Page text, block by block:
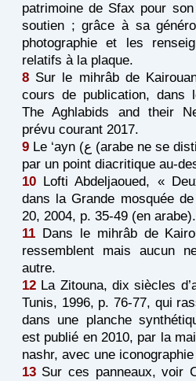
patrimoine de Sfax pour
soutien ; grâce à sa
photographie et les
relatifs à la plaque.
8 Sur le mihrâb de
cours de publication, dans
The Aghlabids and their
prévu courant 2017.
9 Le ‘ayn (ع (arabe ne se distingue du ghayn (غ (que
par un point diacritique au-
10
Lofti Abdeljaoued, «
dans la Grande mosquée
20, 2004, p. 35-49 (en arabe).
11
Dans le mihrâb de
ressemblent mais aucun
autre.
12 La Zitouna, dix siècles
Tunis, 1996, p. 76-77, qui
dans une planche
est publié en 2010, par la
nashr, avec une
13 Sur ces panneaux, voir